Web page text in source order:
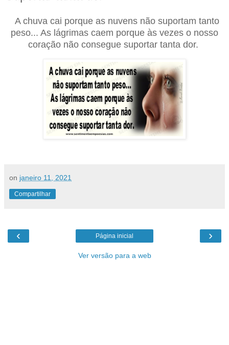
A chuva cai porque as nuvens não suportam tanto
peso... As lágrimas caem porque às vezes o nosso
coração não consegue suportar tanta dor.
on janeiro 11, 2021
Compartilhar
‹ ›
Página inicial
Ver versão para a web